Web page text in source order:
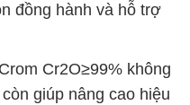
đồng hành và hỗ trợ
Cr2O≥99% không
giúp nâng cao hiệu